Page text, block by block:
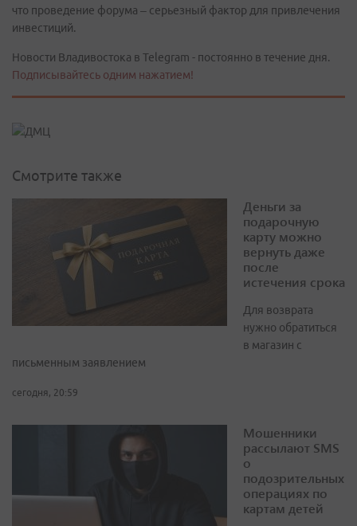
что проведение форума – серьезный фактор для привлечения
инвестиций.
Новости Владивостока в Telegram - постоянно в течение дня.
Подписывайтесь одним нажатием!
Смотрите также
Деньги за
подарочную
карту можно
вернуть даже
после
истечения срока
Для возврата
нужно обратиться
в магазин с
письменным заявлением
сегодня, 20:59
Мошенники
рассылают SMS
о
подозрительных
операциях по
картам детей